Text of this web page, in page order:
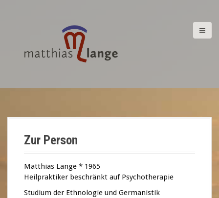
m
Zur Person
Matthias Lange * 1965
Heilpraktiker beschränkt auf Psychotherapie
Studium der Ethnologie und Germanistik